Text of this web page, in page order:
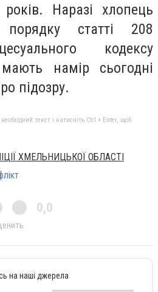
Наразі хлопець
статті 208
кодексу
намір сьогодні
підозру.
текст і натисніть Ctrl + Enter, щоб
ХМЕЛЬНИЦЬКОЇ ОБЛАСТІ
0,0
на наші джерела